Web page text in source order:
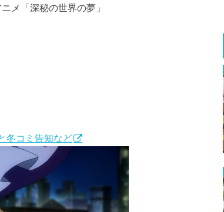
メ「深秘の世界の夢」
冬コミ告知など